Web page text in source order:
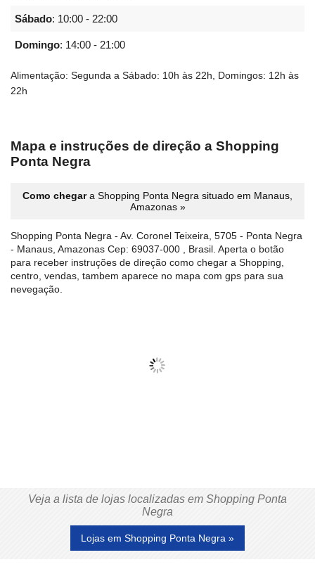
Sábado: 10:00 - 22:00
Domingo: 14:00 - 21:00
Alimentação: Segunda a Sábado: 10h às 22h, Domingos: 12h às
22h
Mapa e instruções de direção a Shopping
Ponta Negra
Como chegara Shopping Ponta Negra situado em Manaus,
Amazonas »
Shopping Ponta Negra - Av. Coronel Teixeira, 5705 - Ponta Negra
- Manaus, Amazonas Cep: 69037-000 , Brasil. Aperta o botão
para receber instruções de direção como chegar a Shopping,
centro, vendas, tambem aparece no mapa com gps para sua
nevegação.
Veja a lista de lojas localizadas em Shopping Ponta
Negra
Lojas em Shopping Ponta Negra »